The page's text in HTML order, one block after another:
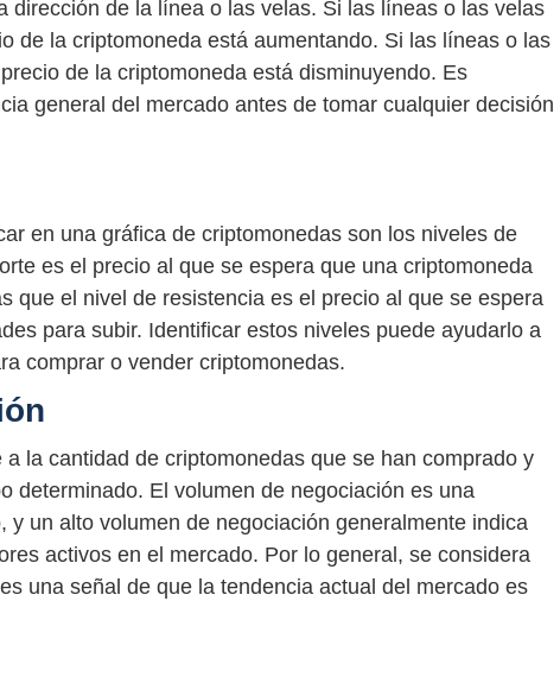
dirección de la línea o las velas. Si las líneas o las velas
de la criptomoneda está aumentando. Si las líneas o las
de la criptomoneda está disminuyendo. Es
general del mercado antes de tomar cualquier decisión
en una gráfica de criptomonedas son los niveles de
es el precio al que se espera que una criptomoneda
que el nivel de resistencia es el precio al que se espera
para subir. Identificar estos niveles puede ayudarlo a
comprar o vender criptomonedas.
la cantidad de criptomonedas que se han comprado y
determinado. El volumen de negociación es una
y un alto volumen de negociación generalmente indica
activos en el mercado. Por lo general, se considera
una señal de que la tendencia actual del mercado es